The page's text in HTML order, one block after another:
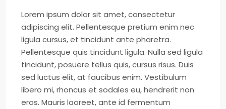
Lorem ipsum dolor sit amet, consectetur
adipiscing elit. Pellentesque pretium enim nec
ligula cursus, et tincidunt ante pharetra.
Pellentesque quis tincidunt ligula. Nulla sed ligula
tincidunt, posuere tellus quis, cursus risus. Duis
sed luctus elit, at faucibus enim. Vestibulum
libero mi, rhoncus et sodales eu, hendrerit non
eros. Mauris laoreet, ante id fermentum